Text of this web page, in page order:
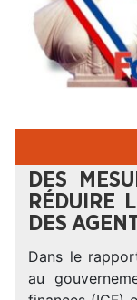
DES
RÉDUIRE
DES
Dans le
au